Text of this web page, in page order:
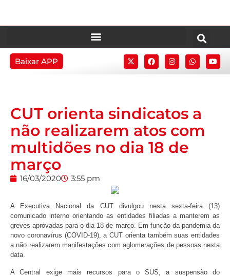
Baixar APP
CUT orienta sindicatos a
não realizarem atos com
multidões no dia 18 de
março
16/03/2020 3:55 pm
A Executiva Nacional da CUT divulgou nesta sexta-feira (13)
comunicado interno orientando as entidades filiadas a manterem as
greves aprovadas para o dia 18 de março. Em função da pandemia da
novo coronavírus (COVID-19), a CUT orienta também suas entidades
a não realizarem manifestações com aglomerações de pessoas nesta
data.
A Central exige mais recursos para o SUS, a suspensão do